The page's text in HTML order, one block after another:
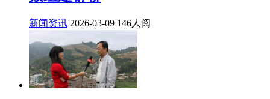
新闻资讯 2026-03-09 146人阅